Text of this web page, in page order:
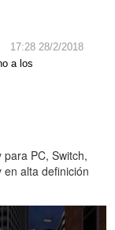
17:28 28/2/2018
a los
PC, Switch,
en alta definición